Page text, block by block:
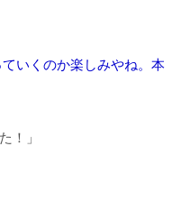
いくのか楽しみやね。本
！」